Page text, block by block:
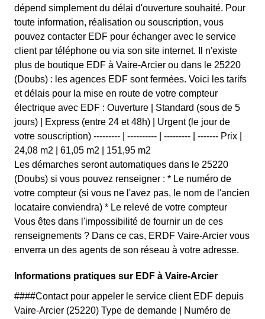
dépend simplement du délai d'ouverture souhaité. Pour
toute information, réalisation ou souscription, vous
pouvez contacter EDF pour échanger avec le service
client par téléphone ou via son site internet. Il n'existe
plus de boutique EDF à Vaire-Arcier ou dans le 25220
(Doubs) : les agences EDF sont fermées. Voici les tarifs
et délais pour la mise en route de votre compteur
électrique avec EDF : Ouverture | Standard (sous de 5
jours) | Express (entre 24 et 48h) | Urgent (le jour de
votre souscription) --------- | ---------- | --------- | ------- Prix |
24,08 m2 | 61,05 m2 | 151,95 m2
Les démarches seront automatiques dans le 25220
(Doubs) si vous pouvez renseigner : * Le numéro de
votre compteur (si vous ne l'avez pas, le nom de l'ancien
locataire conviendra) * Le relevé de votre compteur
Vous êtes dans l'impossibilité de fournir un de ces
renseignements ? Dans ce cas, ERDF Vaire-Arcier vous
enverra un des agents de son réseau à votre adresse.
Informations pratiques sur EDF à Vaire-Arcier
####Contact pour appeler le service client EDF depuis
Vaire-Arcier (25220) Type de demande | Numéro de